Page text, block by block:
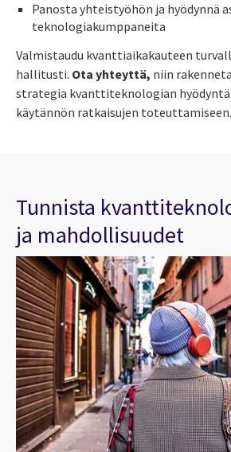
Panosta yhteistyöhön ja hyödynnä
teknologiakumppaneita
Valmistaudu kvanttiaikakauteen
hallitusti. Ota yhteyttä, niin
strategia kvanttiteknologian
käytännön ratkaisujen toteuttamiseen.
Tunnista
ja mahdollisuudet